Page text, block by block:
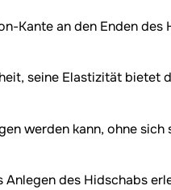
Kante an den Enden
seine Elastizität bietet
werden kann, ohne
des Hidschabs